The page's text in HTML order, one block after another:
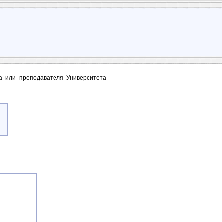
или преподавателя Университета